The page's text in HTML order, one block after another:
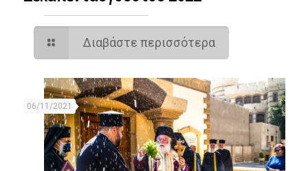
Διαβάστε περισσότερα
06/11/2021